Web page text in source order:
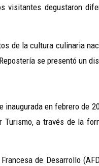
visitantes degustaron
de la cultura culinaria
se presentó un
en febrero de
a través de la
de Desarrollo